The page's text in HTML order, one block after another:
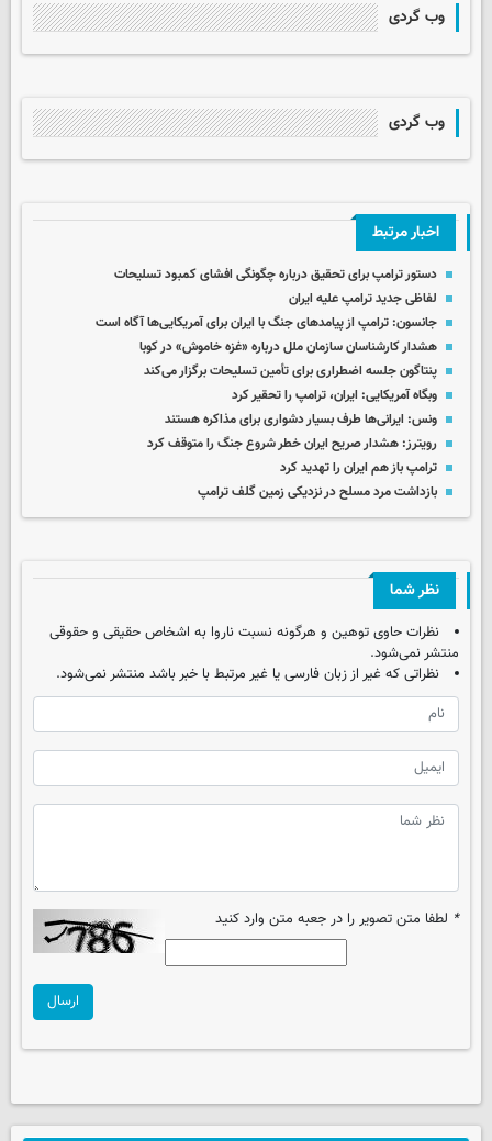
وب گردی
وب گردی
اخبار مرتبط
دستور ترامپ برای تحقیق درباره چگونگی افشای کمبود تسلیحات
لفاظی جدید ترامپ علیه ایران
جانسون: ترامپ از پیامدهای جنگ با ایران برای آمریکایی‌ها آگاه است
هشدار کارشناسان سازمان ملل درباره «غزه‌ خاموش» در کوبا
پنتاگون جلسه اضطراری برای تأمین تسلیحات برگزار می‌کند
وبگاه آمریکایی: ایران، ترامپ را تحقیر کرد
ونس: ایرانی‌ها طرف بسیار دشواری برای مذاکره هستند
رویترز: هشدار صریح ایران خطر شروع جنگ را متوقف کرد
ترامپ باز هم ایران را تهدید کرد
بازداشت مرد مسلح در نزدیکی زمین گلف ترامپ
نظر شما
نظرات حاوی توهین و هرگونه نسبت ناروا به اشخاص حقیقی و حقوقی
منتشر نمی‌شود.
نظراتی که غیر از زبان فارسی یا غیر مرتبط با خبر باشد منتشر نمی‌شود.
* لطفا متن تصویر را در جعبه متن وارد کنید
ارسال